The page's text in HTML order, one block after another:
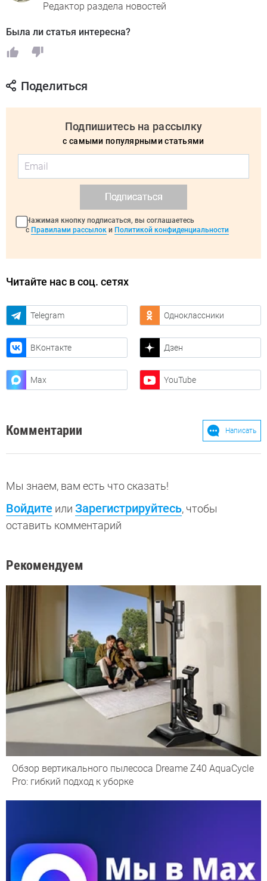
Редактор раздела новостей
Была ли статья интересна?
Поделиться
Подпишитесь на рассылку
с самыми популярными статьями
Подписаться
Нажимая кнопку подписаться, вы соглашаетесь
с Правилами рассылок и Политикой конфиденциальности
Читайте нас в соц. сетях
Telegram Одноклассники
ВКонтакте Дзен
Max YouTube
Комментарии Написать
Мы знаем, вам есть что сказать!
Войдите или Зарегистрируйтесь, чтобы
оставить комментарий
Рекомендуем
Обзор вертикального пылесоса Dreame Z40 AquaCycle
Pro: гибкий подход к уборке